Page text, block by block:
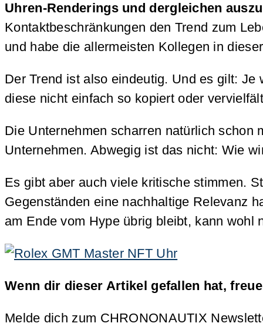
Uhren-Renderings und dergleichen
Kontaktbeschränkungen den Trend zum
und habe die allermeisten Kollegen in
Der Trend ist also eindeutig. Und es gilt:
diese nicht einfach so kopiert oder
Die Unternehmen scharren natürlich
Unternehmen. Abwegig ist das nicht: Wie
Es gibt aber auch viele kritische stimmen.
Gegenständen eine nachhaltige Relevanz
am Ende vom Hype übrig bleibt, kann
Wenn dir dieser Artikel gefallen hat,
Melde dich zum CHRONONAUTIX